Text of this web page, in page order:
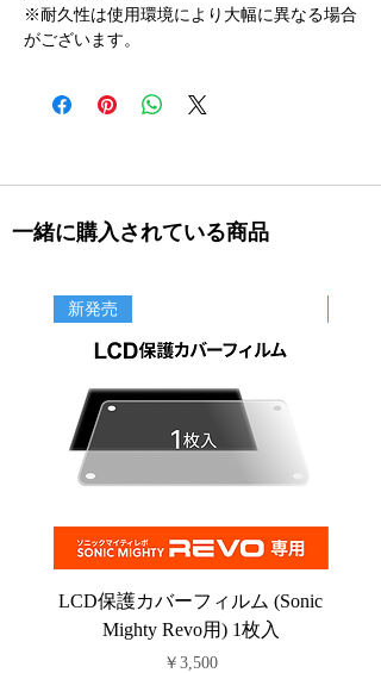
※耐久性は使用環境により大幅に異なる場合
がございます。
一緒に購入されている商品
新発売
LCD保護カバーフィルム (Sonic
Mighty Revo用) 1枚入
価格
￥3,500